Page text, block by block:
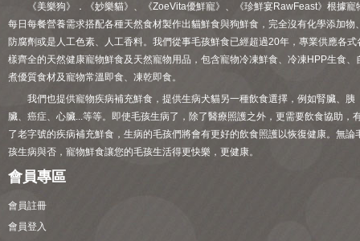
《美樂狗》．《妙樂貓》、《ZoeVita優鮮寵》、《珍鮮宴RawFeast》根據寵
每日每餐營養需求搭配各種天然食材製作出貓鮮食與狗鮮食，完全沒有化學添加物
防腐劑或是人工色素、人工香料。我們從事毛孩鮮食已經超過20年，專業供應各式
樣齊全的天然健康寵物鮮食及天然寵物用品，包含寵物冷凍鮮食、冷凍HPP生食、
煮優質食材及寵物常溫即食、凍乾即食。
我們也提供寵物疾病補充鮮食，提供生病犬貓另一種飲食選擇，例如腎臟、胰
臟、癌症、心臟...等等。即使毛孩生病了，除了醫療照護之外，更需要飲食協助，
了老字號的疾病補充鮮食，生病的毛孩們將會有更好的飲食照護以恢復健康。無論
孩生病與否，寵物鮮食讓您的毛孩生活得更快樂，更健康。
會員專區
會員註冊
會員登入